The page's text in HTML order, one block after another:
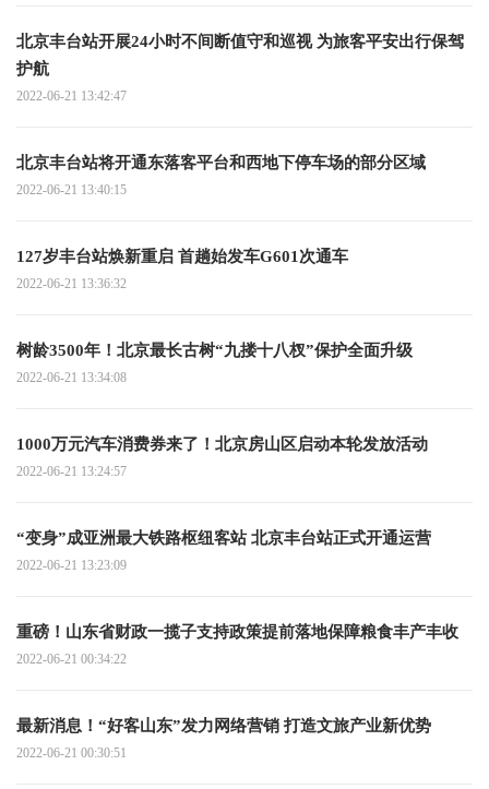
北京丰台站开展24小时不间断值守和巡视 为旅客平安出行保驾
护航
2022-06-21 13:42:47
北京丰台站将开通东落客平台和西地下停车场的部分区域
2022-06-21 13:40:15
127岁丰台站焕新重启 首趟始发车G601次通车
2022-06-21 13:36:32
树龄3500年！北京最长古树“九搂十八杈”保护全面升级
2022-06-21 13:34:08
1000万元汽车消费券来了！北京房山区启动本轮发放活动
2022-06-21 13:24:57
“变身”成亚洲最大铁路枢纽客站 北京丰台站正式开通运营
2022-06-21 13:23:09
重磅！山东省财政一揽子支持政策提前落地保障粮食丰产丰收
2022-06-21 00:34:22
最新消息！“好客山东”发力网络营销 打造文旅产业新优势
2022-06-21 00:30:51